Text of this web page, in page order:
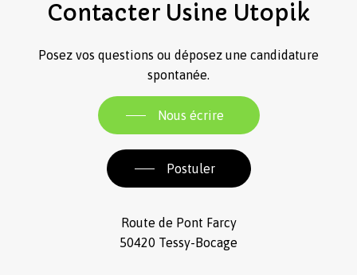
Contacter Usine Utopik
Posez vos questions ou déposez une candidature
spontanée.
Nous écrire
Postuler
Route de Pont Farcy
50420 Tessy-Bocage